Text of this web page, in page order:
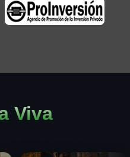
Viva